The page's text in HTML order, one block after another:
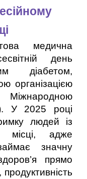
медична
день
діабетом,
організацією
У 2025 році
людей із
місці, адже
значну
прямо